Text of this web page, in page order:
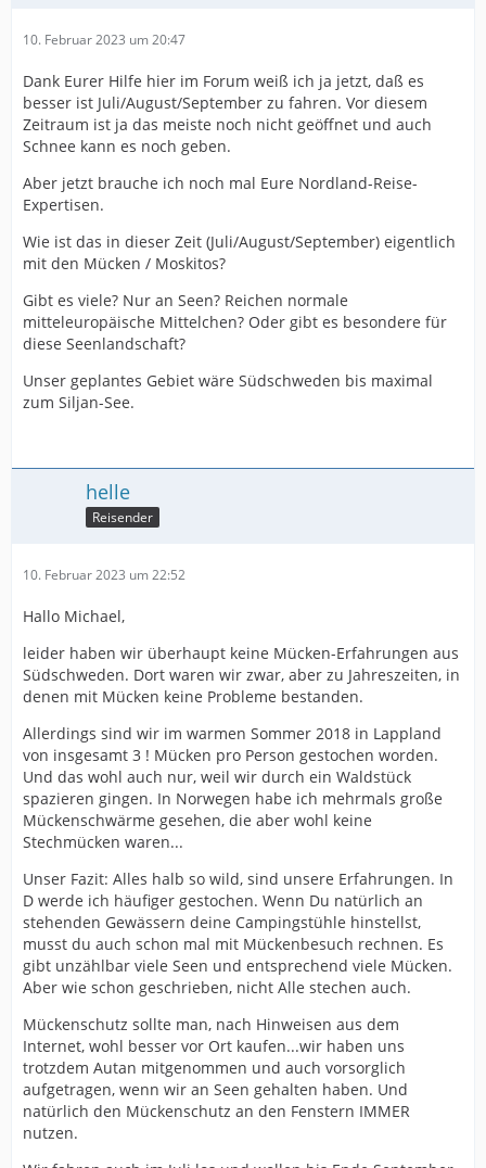
10. Februar 2023 um 20:47
Dank Eurer Hilfe hier im Forum weiß ich ja jetzt, daß es
besser ist Juli/August/September zu fahren. Vor diesem
Zeitraum ist ja das meiste noch nicht geöffnet und auch
Schnee kann es noch geben.
Aber jetzt brauche ich noch mal Eure Nordland-Reise-
Expertisen.
Wie ist das in dieser Zeit (Juli/August/September) eigentlich
mit den Mücken / Moskitos?
Gibt es viele? Nur an Seen? Reichen normale
mitteleuropäische Mittelchen? Oder gibt es besondere für
diese Seenlandschaft?
Unser geplantes Gebiet wäre Südschweden bis maximal
zum Siljan-See.
helle
Reisender
10. Februar 2023 um 22:52
Hallo Michael,
leider haben wir überhaupt keine Mücken-Erfahrungen aus
Südschweden. Dort waren wir zwar, aber zu Jahreszeiten, in
denen mit Mücken keine Probleme bestanden.
Allerdings sind wir im warmen Sommer 2018 in Lappland
von insgesamt 3 ! Mücken pro Person gestochen worden.
Und das wohl auch nur, weil wir durch ein Waldstück
spazieren gingen. In Norwegen habe ich mehrmals große
Mückenschwärme gesehen, die aber wohl keine
Stechmücken waren...
Unser Fazit: Alles halb so wild, sind unsere Erfahrungen. In
D werde ich häufiger gestochen. Wenn Du natürlich an
stehenden Gewässern deine Campingstühle hinstellst,
musst du auch schon mal mit Mückenbesuch rechnen. Es
gibt unzählbar viele Seen und entsprechend viele Mücken.
Aber wie schon geschrieben, nicht Alle stechen auch.
Mückenschutz sollte man, nach Hinweisen aus dem
Internet, wohl besser vor Ort kaufen...wir haben uns
trotzdem Autan mitgenommen und auch vorsorglich
aufgetragen, wenn wir an Seen gehalten haben. Und
natürlich den Mückenschutz an den Fenstern IMMER
nutzen.